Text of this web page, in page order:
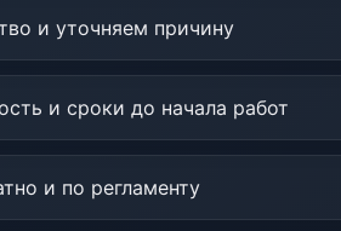
и уточняем причину
и сроки до начала работ
и по регламенту